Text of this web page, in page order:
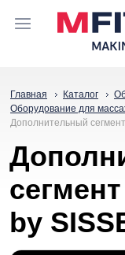
Главная Каталог
Оборудование для
Дополнительный
by